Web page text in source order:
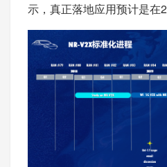
示，真正落地应用预计是在